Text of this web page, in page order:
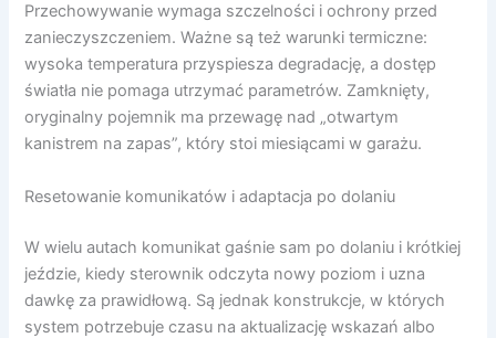
Przechowywanie wymaga szczelności i ochrony przed
zanieczyszczeniem. Ważne są też warunki termiczne:
wysoka temperatura przyspiesza degradację, a dostęp
światła nie pomaga utrzymać parametrów. Zamknięty,
oryginalny pojemnik ma przewagę nad „otwartym
kanistrem na zapas”, który stoi miesiącami w garażu.
Resetowanie komunikatów i adaptacja po dolaniu
W wielu autach komunikat gaśnie sam po dolaniu i krótkiej
jeździe, kiedy sterownik odczyta nowy poziom i uzna
dawkę za prawidłową. Są jednak konstrukcje, w których
system potrzebuje czasu na aktualizację wskazań albo